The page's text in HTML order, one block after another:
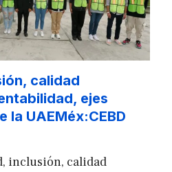
calidad
ejes
la UAEMéx:CEBD
inclusión, calidad